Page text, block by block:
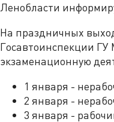
Ленобласти
На праздничных
Госавтоинспекции
экзаменационную
1 января -
2 января -
3 января -